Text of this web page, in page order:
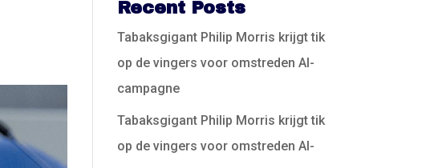
Recent Posts
Tabaksgigant Philip Morris krijgt tik
op de vingers voor omstreden AI-
campagne
Tabaksgigant Philip Morris krijgt tik
op de vingers voor omstreden AI-